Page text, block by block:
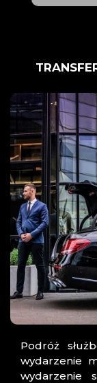
Podróż
wydarzenie
wydarzenie